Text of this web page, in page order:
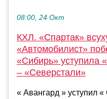
08:00, 24 Окт
КХЛ. «Спартак»
«Автомобилист»
«Сибирь» уступила
– «Северстали»
« Авангард » уступил